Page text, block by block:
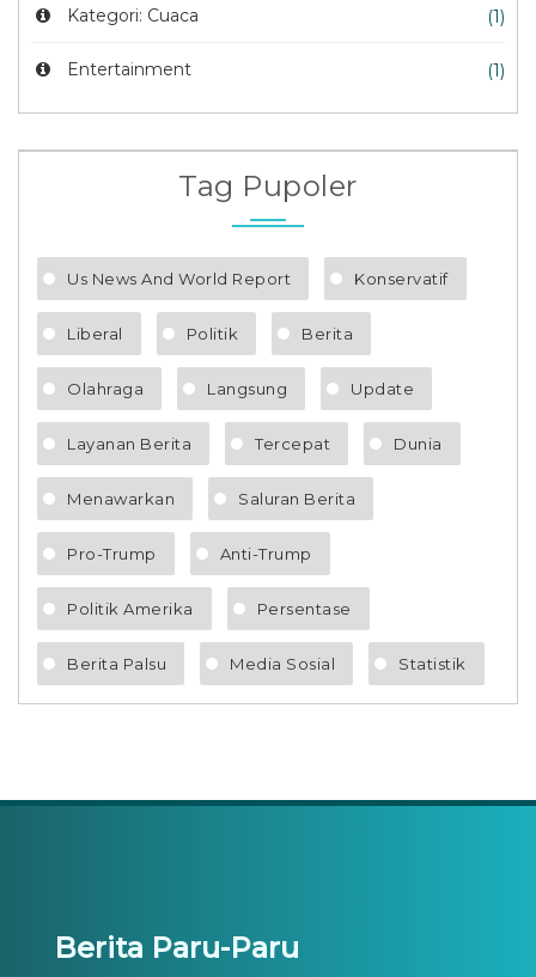
Kategori: Cuaca (1)
Entertainment (1)
Tag Pupoler
Us News And World Report Konservatif
Liberal Politik Berita
Olahraga Langsung Update
Layanan Berita Tercepat Dunia
Menawarkan Saluran Berita
Pro-Trump Anti-Trump
Politik Amerika Persentase
Berita Palsu Media Sosial Statistik
Berita Paru-Paru